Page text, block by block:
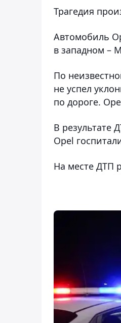
Трагедия
Автомобиль
в западном –
По
не успел
по дороге.
В результате
Opel
На месте ДТП